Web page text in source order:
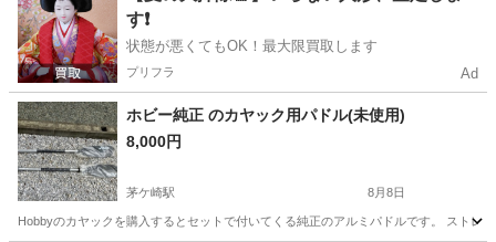
す❗️
状態が悪くてもOK！最大限買取します
プリフラ Ad
ホビー純正 のカヤック用パドル(未使用)
8,000円
茅ケ崎駅 8月8日
Hobbyのカヤックを購入するとセットで付いてくる純正のアルミパドルです。 スト